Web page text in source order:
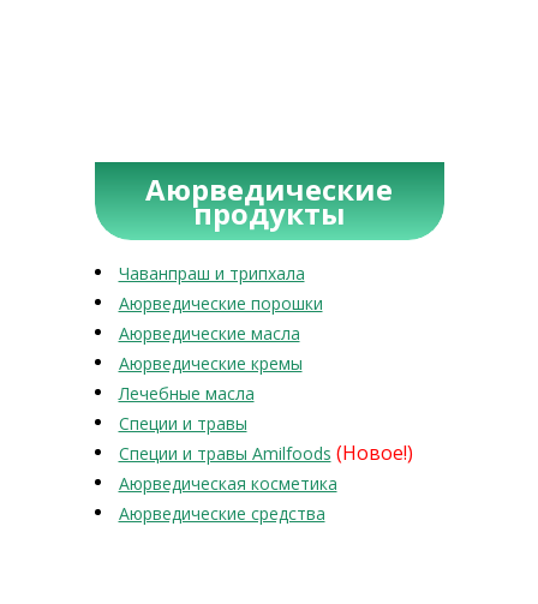
Аюрведические
продукты
Чаванпраш и трипхала
Аюрведические порошки
Аюрведические масла
Аюрведические кремы
Лечебные масла
Специи и травы
Специи и травы Amilfoods (Новое!)
Аюрведическая косметика
Аюрведические средства